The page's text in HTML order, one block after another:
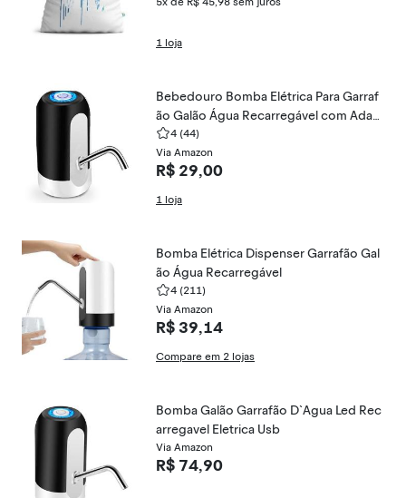
1 loja
Bebedouro Bomba Elétrica Para Garraf
ão Galão Água Recarregável com Adap
tador USB
4 (44)
Via Amazon
R$ 29,00
1 loja
Bomba Elétrica Dispenser Garrafão Gal
ão Água Recarregável
4 (211)
Via Amazon
R$ 39,14
Compare em 2 lojas
Bomba Galão Garrafão D`Agua Led Rec
arregavel Eletrica Usb
Via Amazon
R$ 74,90